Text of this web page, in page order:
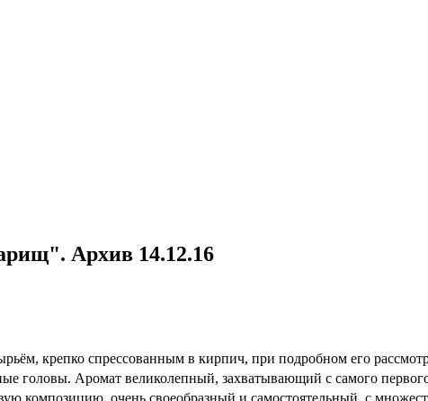
Архив 14.12.16
крепко спрессованным в кирпич, при подробном его
головы. Аромат великолепный, захватывающий с самого
композицию, очень своеобразный и самостоятельный, с